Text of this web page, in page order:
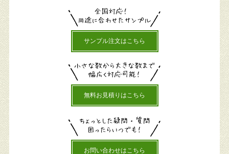
サンプル注文はこちら
無料お見積りはこちら
お問い合わせはこちら